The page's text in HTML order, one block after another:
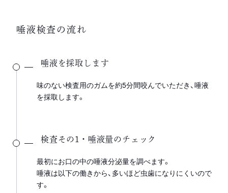
唾液検査の流れ
唾液を採取します
味のない検査用のガムを約5分間咬んでいただき、唾液
を採取します。
検査その1・唾液量のチェック
最初にお口の中の唾液分泌量を調べます。
唾液は以下の働きから、多いほど虫歯になりにくいので
す。